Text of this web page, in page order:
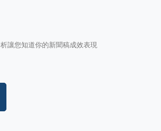
讓您知道你的新聞稿成效表現